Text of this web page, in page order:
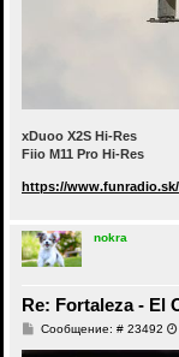
xDuoo X2S Hi-Res
Fiio M11 Pro Hi-Res
https://
nokra
Re: Fortaleza - El
Сообщение: # 23492С